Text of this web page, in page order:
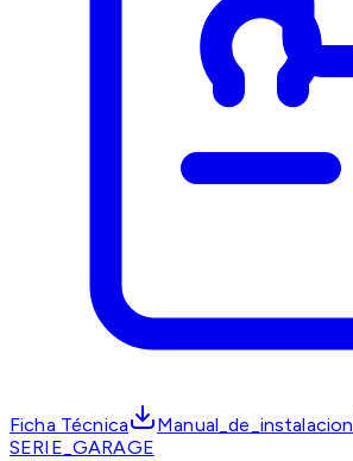
Ficha Técnica
Manual_de_instalacion
SERIE_GARAGE